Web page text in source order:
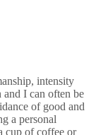
intensity
I can often be
of good and
a personal
cup of coffee or